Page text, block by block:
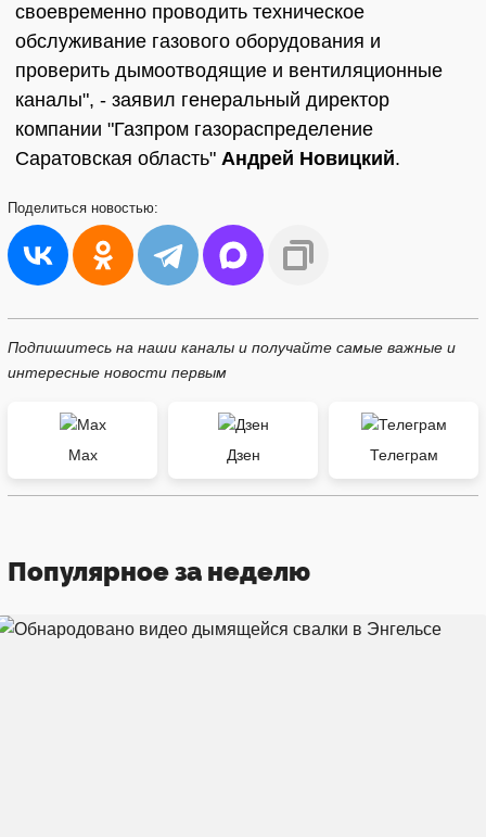
своевременно проводить техническое
обслуживание газового оборудования и
проверить дымоотводящие и вентиляционные
каналы", - заявил генеральный директор
компании "Газпром газораспределение
Саратовская область" Андрей Новицкий.
Поделиться новостью:
Подпишитесь на наши каналы и получайте самые важные и
интересные новости первым
Max Дзен Телеграм
Популярное за неделю